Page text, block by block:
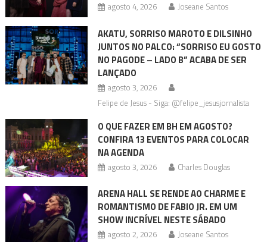
agosto 4, 2026 Joseane Santos
AKATU, SORRISO MAROTO E DILSINHO
JUNTOS NO PALCO: “SORRISO EU GOSTO
NO PAGODE – LADO B” ACABA DE SER
LANÇADO
agosto 3, 2026
Felipe de Jesus - Siga: @felipe_jesusjornalista
O QUE FAZER EM BH EM AGOSTO?
CONFIRA 13 EVENTOS PARA COLOCAR
NA AGENDA
agosto 3, 2026 Charles Douglas
ARENA HALL SE RENDE AO CHARME E
ROMANTISMO DE FABIO JR. EM UM
SHOW INCRÍVEL NESTE SÁBADO
agosto 2, 2026 Joseane Santos